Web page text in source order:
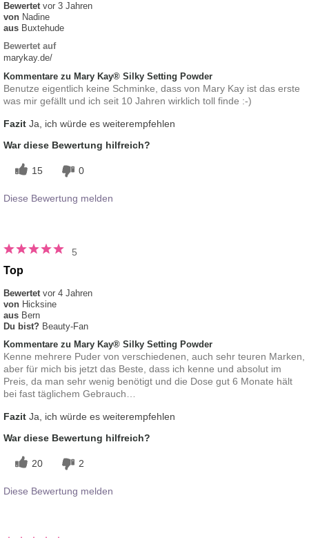
Bewertet vor 3 Jahren
von Nadine
aus Buxtehude
Bewertet auf
marykay.de/
Kommentare zu Mary Kay® Silky Setting Powder
Benutze eigentlich keine Schminke, dass von Mary Kay ist das erste
was mir gefällt und ich seit 10 Jahren wirklich toll finde :-)
Fazit Ja, ich würde es weiterempfehlen
War diese Bewertung hilfreich?
15 0
Diese Bewertung melden
5
Top
Bewertet vor 4 Jahren
von Hicksine
aus Bern
Du bist? Beauty-Fan
Kommentare zu Mary Kay® Silky Setting Powder
Kenne mehrere Puder von verschiedenen, auch sehr teuren Marken,
aber für mich bis jetzt das Beste, dass ich kenne und absolut im
Preis, da man sehr wenig benötigt und die Dose gut 6 Monate hält
bei fast täglichem Gebrauch…
Fazit Ja, ich würde es weiterempfehlen
War diese Bewertung hilfreich?
20 2
Diese Bewertung melden